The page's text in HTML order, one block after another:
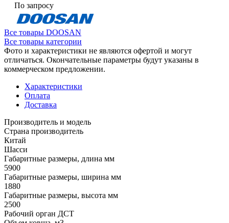
По запросу
Все товары DOOSAN
Все товары категории
Фото и характеристики не являются офертой и могут
отличаться. Окончательные параметры будут указаны в
коммерческом предложении.
Характеристики
Оплата
Доставка
Производитель и модель
Страна производитель
Китай
Шасси
Габаритные размеры, длина мм
5900
Габаритные размеры, ширина мм
1880
Габаритные размеры, высота мм
2500
Рабочий орган ДСТ